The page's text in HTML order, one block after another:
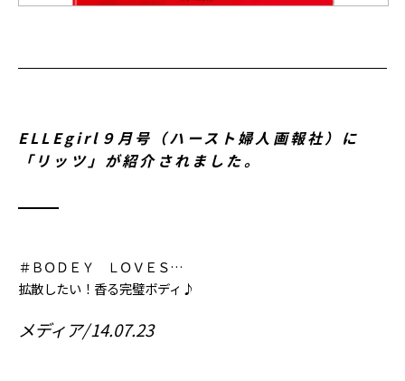
ELLEgirl９月号（ハースト婦人画報社）に
「リッツ」が紹介されました。
＃ＢＯＤＥＹ ＬＯＶＥＳ…
拡散したい！香る完璧ボディ♪
メディア 14.07.23